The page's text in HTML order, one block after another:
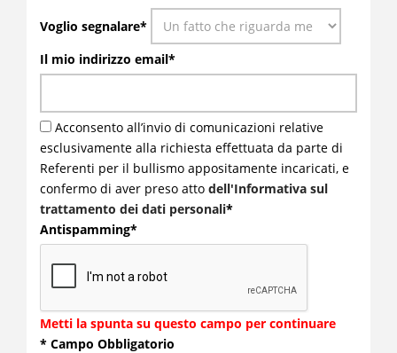
Voglio segnalare*
Il mio indirizzo email*
Acconsento all’invio di comunicazioni relative
esclusivamente alla richiesta effettuata da parte di
Referenti per il bullismo appositamente incaricati, e
confermo di aver preso atto dell'Informativa sul
trattamento dei dati personali*
Antispamming*
Metti la spunta su questo campo per continuare
* Campo Obbligatorio